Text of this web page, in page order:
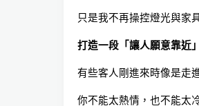
只是我不再操控燈光與家
打造一段「讓人願意靠近
有些客人剛進來時像是走
你不能太熱情，也不能太